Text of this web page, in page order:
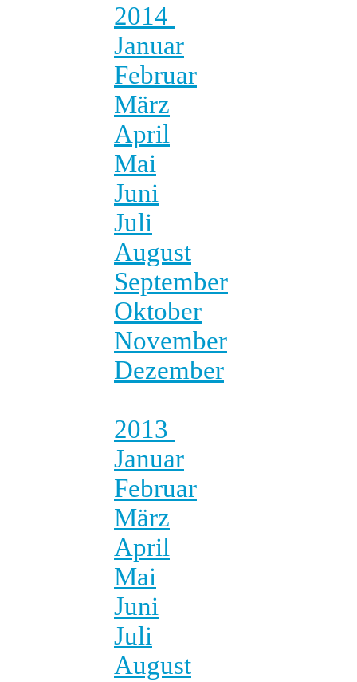
2014
Januar
Februar
März
April
Mai
Juni
Juli
August
September
Oktober
November
Dezember
2013
Januar
Februar
März
April
Mai
Juni
Juli
August